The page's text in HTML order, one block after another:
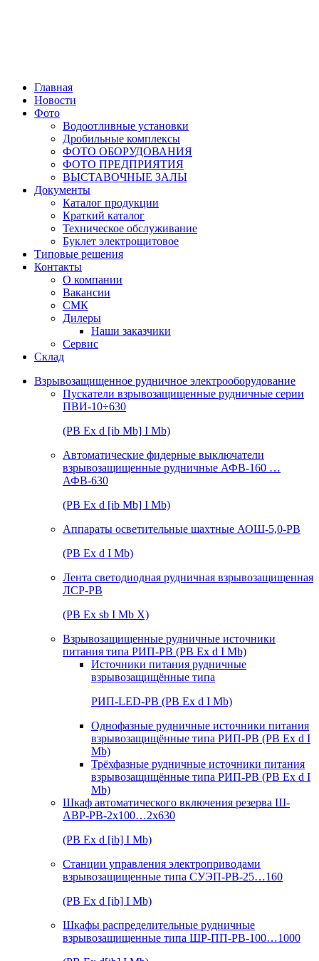
Главная
Новости
Фото
Водоотливные установки
Дробильные комплексы
ФОТО ОБОРУДОВАНИЯ
ФОТО ПРЕДПРИЯТИЯ
ВЫСТАВОЧНЫЕ ЗАЛЫ
Документы
Каталог продукции
Краткий каталог
Техническое обслуживание
Буклет электрощитовое
Типовые решения
Контакты
О компании
Вакансии
СМК
Дилеры
Наши заказчики
Сервис
Склад
Взрывозащищенное рудничное электрооборудование
Пускатели взрывозащищенные рудничные серии
ПВИ-10÷630
(РВ Ex d [ib Mb] I Mb)
Автоматические фидерные выключатели
взрывозащищенные рудничные АФВ-160 …
АФВ-630
(РВ Ex d [ib Mb] I Mb)
Аппараты осветительные шахтные АОШ-5,0-РВ
(РВ Ex d I Mb)
Лента светодиодная рудничная взрывозащищенная
ЛСР-РВ
(РВ Ex sb I Mb Х)
Взрывозащищенные рудничные источники
питания типа РИП-РВ (РВ Ex d I Mb)
Источники питания рудничные
взрывозащищённые типа
РИП-LED-РВ (РВ Ex d I Mb)
Однофазные рудничные источники питания
взрывозащищённые типа РИП-РВ (РВ Ex d I
Mb)
Трёхфазные рудничные источники питания
взрывозащищённые типа РИП-РВ (РВ Ex d I
Mb)
Шкаф автоматического включения резерва Ш-
АВР-РВ-2х100…2х630
(РВ Ex d [ib] I Mb)
Станции управления электроприводами
взрывозащищенные типа СУЭП-РВ-25…160
(РВ Ex d [ib] I Mb)
Шкафы распределительные рудничные
взрывозащищенные типа ШР-ПП-РВ-100…1000